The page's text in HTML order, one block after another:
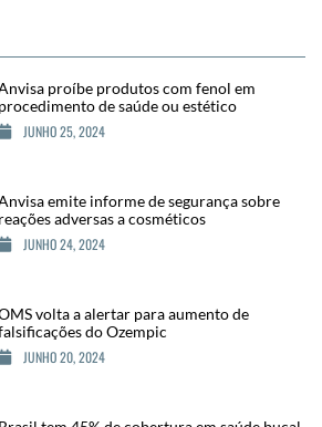
proíbe produtos com fenol em
procedimento de saúde ou estético
JUNHO 25, 2024
emite informe de segurança sobre
reações adversas a cosméticos
JUNHO 24, 2024
volta a alertar para aumento de
do Ozempic
JUNHO 20, 2024